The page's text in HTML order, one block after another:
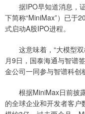
据IPO早知道消息，证
下简称“MiniMax”）已于
式启动A股IPO进程。
这意味着，“大模型双
月9日，国泰海通与智谱
金公司一同参与智谱科创
根据MiniMax日前披露
的全球企业和开发者客